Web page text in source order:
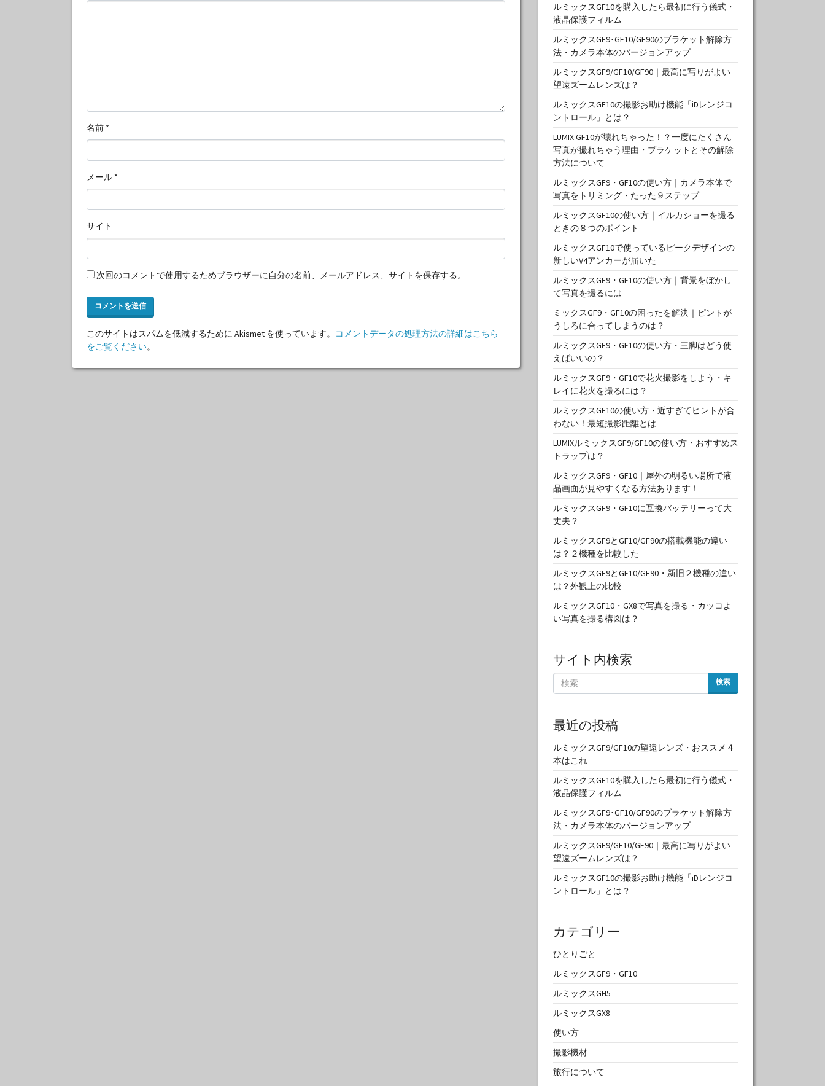
名前 *
メール *
サイト
次回のコメントで使用するためブラウザーに自分の名前、メールアドレス、サイトを保存する。
このサイトはスパムを低減するために Akismet を使っています。
コメントデータの処理方法の詳細はこちら
をご覧ください。
ルミックスGF10を購入したら最初に行う儀式・
液晶保護フィルム
ルミックスGF9･GF10/GF90のブラケット解除方
法・カメラ本体のバージョンアップ
ルミックスGF9/GF10/GF90｜最高に写りがよい
望遠ズームレンズは？
ルミックスGF10の撮影お助け機能「iDレンジコ
ントロール」とは？
LUMIX GF10が壊れちゃった！？一度にたくさん
写真が撮れちゃう理由・ブラケットとその解除
方法について
ルミックスGF9・GF10の使い方｜カメラ本体で
写真をトリミング・たった９ステップ
ルミックスGF10の使い方｜イルカショーを撮る
ときの８つのポイント
ルミックスGF10で使っているピークデザインの
新しいV4アンカーが届いた
ルミックスGF9・GF10の使い方｜背景をぼかし
て写真を撮るには
ミックスGF9・GF10の困ったを解決｜ピントが
うしろに合ってしまうのは？
ルミックスGF9・GF10の使い方・三脚はどう使
えばいいの？
ルミックスGF9・GF10で花火撮影をしよう・キ
レイに花火を撮るには？
ルミックスGF10の使い方・近すぎてピントが合
わない！最短撮影距離とは
LUMIXルミックスGF9/GF10の使い方・おすすめス
トラップは？
ルミックスGF9・GF10｜屋外の明るい場所で液
晶画面が見やすくなる方法あります！
ルミックスGF9・GF10に互換バッテリーって大
丈夫？
ルミックスGF9とGF10/GF90の搭載機能の違い
は？２機種を比較した
ルミックスGF9とGF10/GF90・新旧２機種の違い
は？外観上の比較
ルミックスGF10・GX8で写真を撮る・カッコよ
い写真を撮る構図は？
サイト内検索
検索
最近の投稿
ルミックスGF9/GF10の望遠レンズ・おススメ４
本はこれ
ルミックスGF10を購入したら最初に行う儀式・
液晶保護フィルム
ルミックスGF9･GF10/GF90のブラケット解除方
法・カメラ本体のバージョンアップ
ルミックスGF9/GF10/GF90｜最高に写りがよい
望遠ズームレンズは？
ルミックスGF10の撮影お助け機能「iDレンジコ
ントロール」とは？
カテゴリー
ひとりごと
ルミックスGF9・GF10
ルミックスGH5
ルミックスGX8
使い方
撮影機材
旅行について